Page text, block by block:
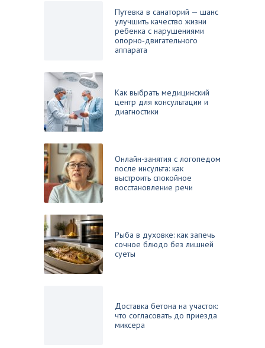
Путевка в санаторий — шанс
улучшить качество жизни
ребенка с нарушениями
опорно‑двигательного
аппарата
Как выбрать медицинский
центр для консультации и
диагностики
Онлайн-занятия с логопедом
после инсульта: как
выстроить спокойное
восстановление речи
Рыба в духовке: как запечь
сочное блюдо без лишней
суеты
Доставка бетона на участок:
что согласовать до приезда
миксера